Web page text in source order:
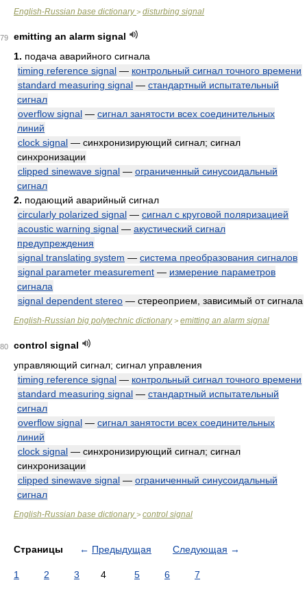
English-Russian base dictionary> disturbing signal
79
emitting an alarm signal
1. подача аварийного сигнала
timing reference signal — контрольный сигнал точного времени
standard measuring signal — стандартный испытательный
сигнал
overflow signal — сигнал занятости всех соединительных
линий
clock signal — синхронизирующий сигнал; сигнал
синхронизации
clipped sinewave signal — ограниченный синусоидальный
сигнал
2. подающий аварийный сигнал
circularly polarized signal — сигнал с круговой поляризацией
acoustic warning signal — акустический сигнал
предупреждения
signal translating system — система преобразования сигналов
signal parameter measurement — измерение параметров
сигнала
signal dependent stereo — стереоприем, зависимый от сигнала
English-Russian big polytechnic dictionary> emitting an alarm signal
80
control signal
управляющий сигнал; сигнал управления
timing reference signal — контрольный сигнал точного времени
standard measuring signal — стандартный испытательный
сигнал
overflow signal — сигнал занятости всех соединительных
линий
clock signal — синхронизирующий сигнал; сигнал
синхронизации
clipped sinewave signal — ограниченный синусоидальный
сигнал
English-Russian base dictionary> control signal
Страницы ← Предыдущая Следующая →
1 2 3 4 5 6 7